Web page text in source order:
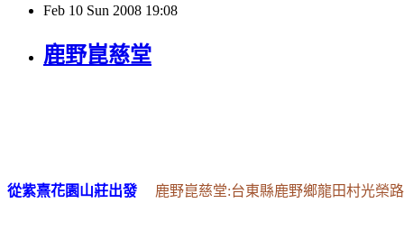
Feb 10 Sun 2008 19:08
鹿野崑慈堂
從紫熹花園山莊出發 鹿野崑慈堂:台東縣鹿野鄉龍田村光榮